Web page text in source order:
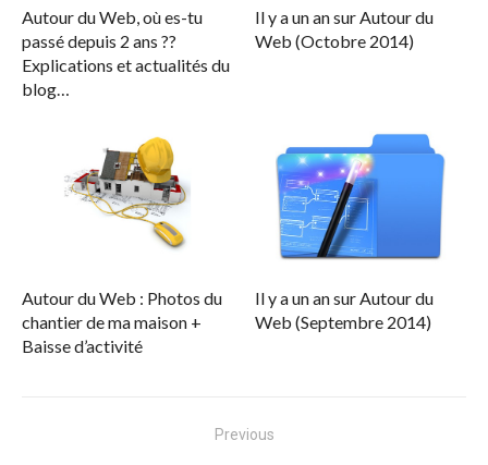
Autour du Web, où es-tu
passé depuis 2 ans ??
Explications et actualités du
blog…
Il y a un an sur Autour du
Web (Octobre 2014)
Autour du Web : Photos du
chantier de ma maison +
Baisse d’activité
Il y a un an sur Autour du
Web (Septembre 2014)
Previous